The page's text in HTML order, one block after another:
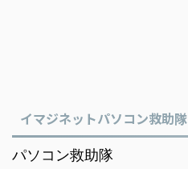
イマジネットパソコン救助隊
パソコン救助隊